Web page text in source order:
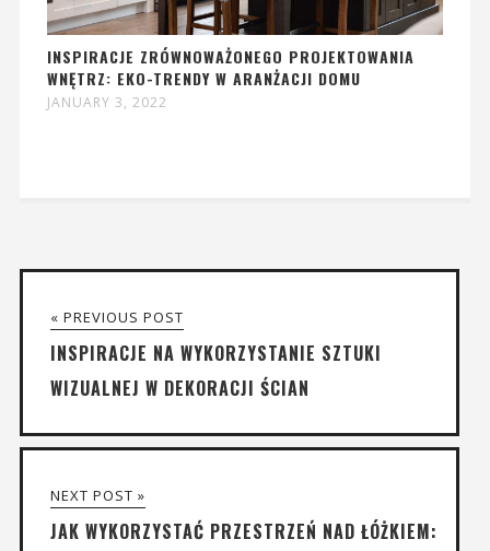
INSPIRACJE ZRÓWNOWAŻONEGO PROJEKTOWANIA
WNĘTRZ: EKO-TRENDY W ARANŻACJI DOMU
JANUARY 3, 2022
« PREVIOUS POST
INSPIRACJE NA WYKORZYSTANIE SZTUKI
WIZUALNEJ W DEKORACJI ŚCIAN
NEXT POST »
JAK WYKORZYSTAĆ PRZESTRZEŃ NAD ŁÓŻKIEM: